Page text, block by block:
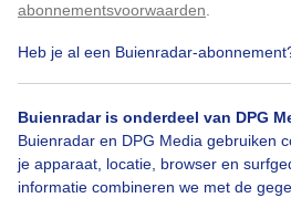
abonnementsvoorwaarden
Heb je al een Buienradar-
Buienradar is onderdeel van DPG
Buienradar en DPG Media gebruiken
je apparaat, locatie, browser en
informatie combineren we met de
Lente Zon Dieren
Bekijk slideshow